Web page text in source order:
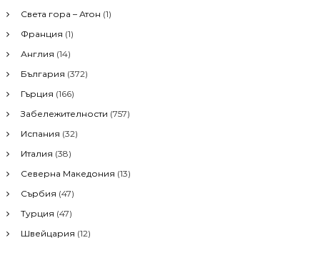
Света гора – Атон (1)
Франция (1)
Англия (14)
България (372)
Гърция (166)
Забележителности (757)
Испания (32)
Италия (38)
Северна Македония (13)
Сърбия (47)
Турция (47)
Швейцария (12)